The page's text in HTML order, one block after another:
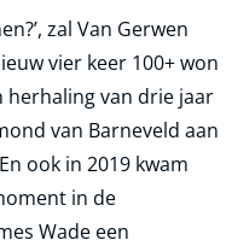
zal Van Gerwen
vier keer 100+ won
herhaling van drie jaar
van Barneveld aan
ook in 2019 kwam
in de
Wade een